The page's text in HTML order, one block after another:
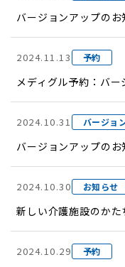
バージョンアップの
2024.11.13 予約
メディグル予約：バ
2024.10.31 バージョ
バージョンアップの
2024.10.30 お知らせ
新しい介護施設のか
2024.10.29 予約